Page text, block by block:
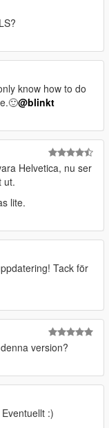
know how to do
@blinkt
Helvetica, nu ser
ut.
lite.
Tack för
version?
:)